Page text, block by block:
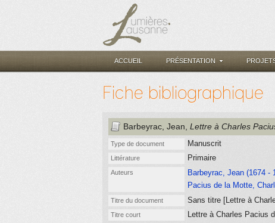
ACCUEIL PRÉSENTATION
Fiche bibliographique
Barbeyrac, Jean Lettre à Charles
Type de document Manuscrit
Littérature Primaire
Auteurs Barbeyrac, Jean (1674 -
Pacius de la Motte,
Titre du document Sans titre [Lettre à
Titre court Lettre à Charles Pacius